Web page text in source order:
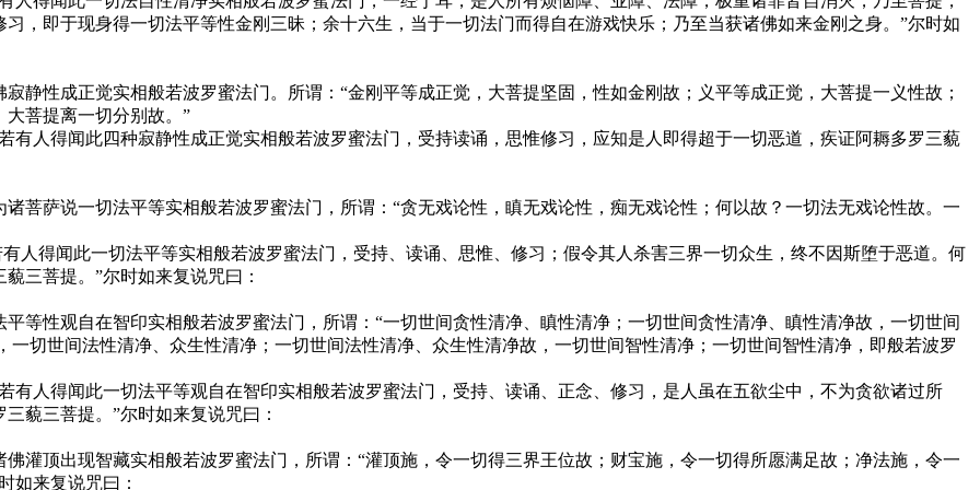
，即于现身得一切法平等性金刚三昧；余十六生，当于一切法门而得自在游戏快乐；乃至当获诸佛如来金刚之身。”尔时如
静性成正觉实相般若波罗蜜法门。所谓：“金刚平等成正觉，大菩提坚固，性如金刚故；义平等成正觉，大菩提一义性故；
菩提离一切分别故。”
有人得闻此四种寂静性成正觉实相般若波罗蜜法门，受持读诵，思惟修习，应知是人即得超于一切恶道，疾证阿耨多罗三藐
菩萨说一切法平等实相般若波罗蜜法门，所谓：“贪无戏论性，瞋无戏论性，痴无戏论性；何以故？一切法无戏论性故。一
人得闻此一切法平等实相般若波罗蜜法门，受持、读诵、思惟、修习；假令其人杀害三界一切众生，终不因斯堕于恶道。何
三菩提。”尔时如来复说咒曰：
等性观自在智印实相般若波罗蜜法门，所谓：“一切世间贪性清净、瞋性清净；一切世间贪性清净、瞋性清净故，一切世间
切世间法性清净、众生性清净；一切世间法性清净、众生性清净故，一切世间智性清净；一切世间智性清净，即般若波罗
有人得闻此一切法平等观自在智印实相般若波罗蜜法门，受持、读诵、正念、修习，是人虽在五欲尘中，不为贪欲诸过所
藐三菩提。”尔时如来复说咒曰：
灌顶出现智藏实相般若波罗蜜法门，所谓：“灌顶施，令一切得三界王位故；财宝施，令一切得所愿满足故；净法施，令一
如来复说咒曰：